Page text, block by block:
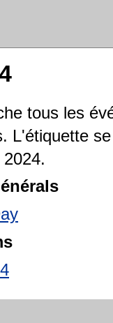
tous les
L'étiquette